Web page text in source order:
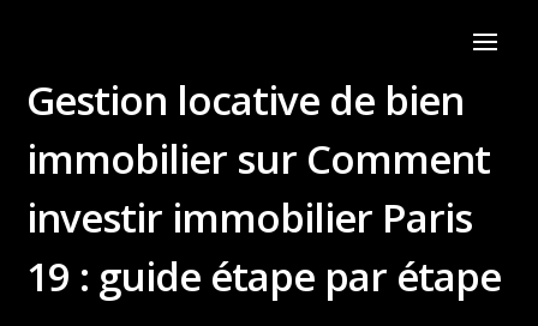
Gestion locative de bien
immobilier sur Comment
investir immobilier Paris
19 : guide étape par étape